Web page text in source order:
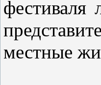
фестиваля
местные